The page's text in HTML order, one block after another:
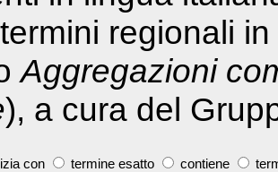
regionali
Aggregazioni
), a cura del
con termine esatto contiene